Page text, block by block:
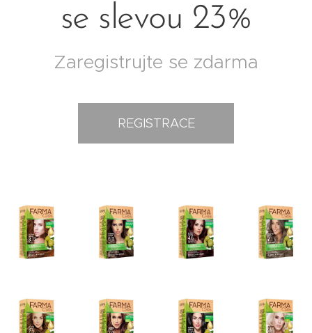
se slevou 23%
Zaregistrujte se zdarma
REGISTRACE